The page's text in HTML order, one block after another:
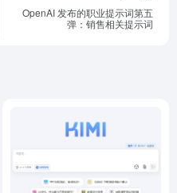
OpenAI 发布的职业提示词第五
弹：销售相关提示词